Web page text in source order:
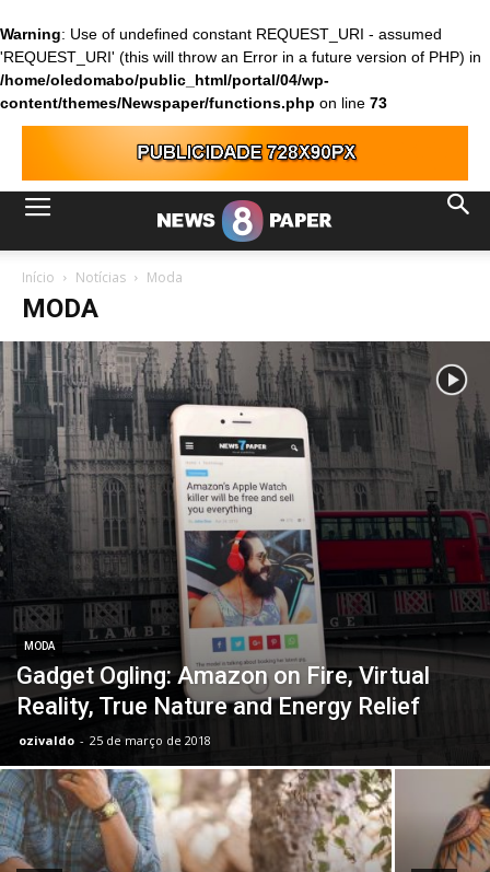
Warning: Use of undefined constant REQUEST_URI - assumed
'REQUEST_URI' (this will throw an Error in a future version of PHP) in
/home/oledomabo/public_html/portal/04/wp-
content/themes/Newspaper/functions.php on line 73
Início Notícias Moda
MODA
MODA
Gadget Ogling: Amazon on Fire, Virtual
Reality, True Nature and Energy Relief
ozivaldo - 25 de março de 2018